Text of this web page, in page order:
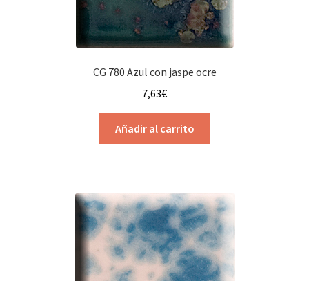
CG 780 Azul con jaspe ocre
7,63€
Añadir al carrito